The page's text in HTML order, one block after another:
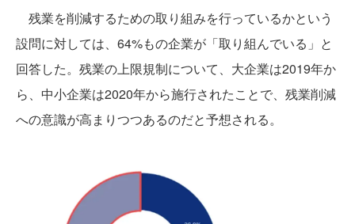
残業を削減するための取り組みを⾏っているかという
設問に対しては、64%もの企業が「取り組んでいる」と
回答した。残業の上限規制について、⼤企業は2019年か
ら、中⼩企業は2020年から施⾏されたことで、残業削減
への意識が⾼まりつつあるのだと予想される。